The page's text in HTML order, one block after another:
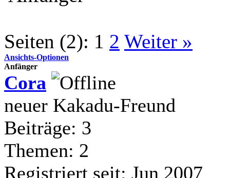
Seiten (2): 1 2 Weiter »
Ansichts-Optionen
Anfänger
Cora
neuer Kakadu-Freund
Beiträge: 3
Themen: 2
Registriert seit: Jun 2007